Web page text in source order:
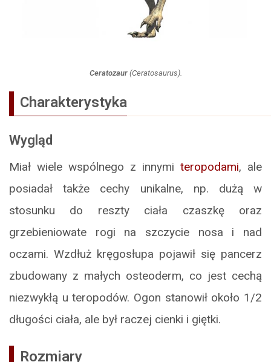
Ceratozaur(Ceratosaurus).
Charakterystyka
Wygląd
Miał wiele wspólnego z innymi teropodami, ale
posiadał także cechy unikalne, np. dużą w
stosunku do reszty ciała czaszkę oraz
grzebieniowate rogi na szczycie nosa i nad
oczami. Wzdłuż kręgosłupa pojawił się pancerz
zbudowany z małych osteoderm, co jest cechą
niezwykłą u teropodów. Ogon stanowił około 1/2
długości ciała, ale był raczej cienki i giętki.
Rozmiary